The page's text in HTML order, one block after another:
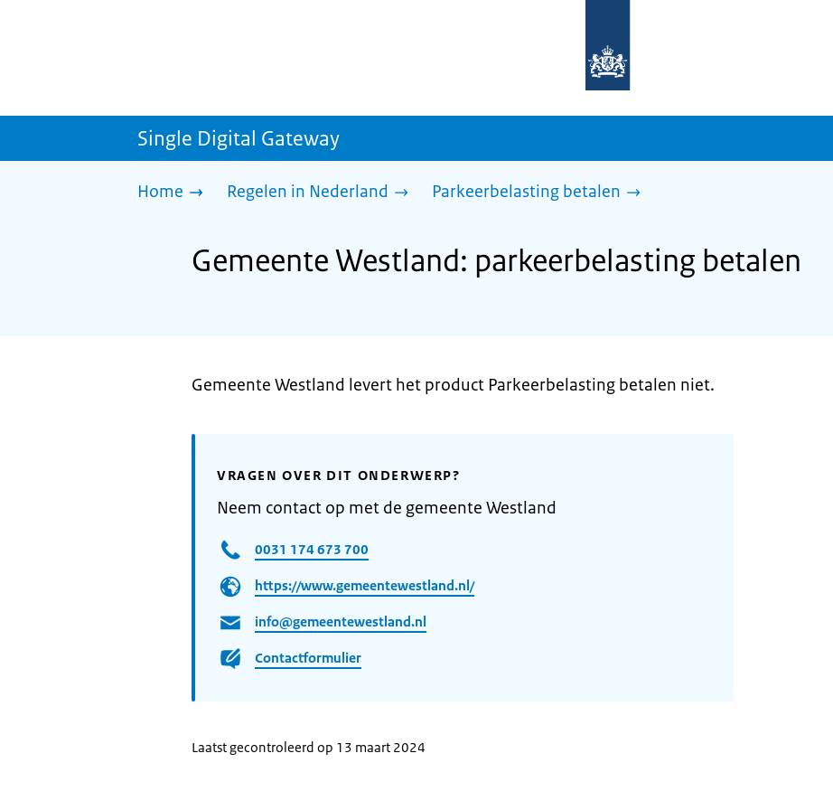
homepage
sdg.rijksoverheid.nl
Single Digital Gateway
Home Regelen in Nederland Parkeerbelasting betalen
Gemeente Westland: parkeerbelasting betalen
Gemeente Westland levert het product Parkeerbelasting betalen niet.
VRAGEN OVER DIT ONDERWERP?
Neem contact op met de gemeente Westland
0031 174 673 700
https://www.gemeentewestland.nl/
info@gemeentewestland.nl
Contactformulier
Laatst gecontroleerd op 13 maart 2024